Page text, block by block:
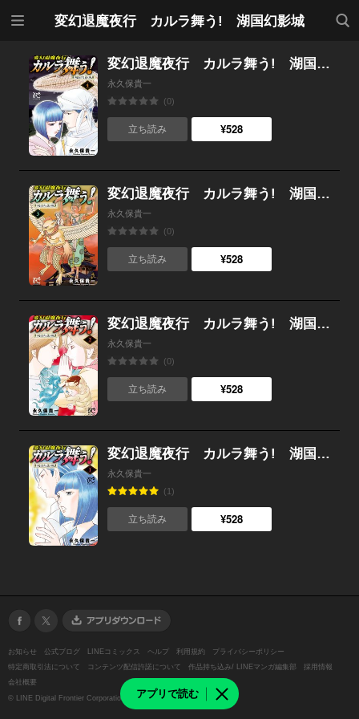
変幻退魔夜行 カルラ舞う! 湖国幻影城
検索
アプリで読む
変幻退魔夜行 カルラ舞う! 湖国幻影城 （4）
永久保貴一
(0)
立ち読み ¥528
変幻退魔夜行 カルラ舞う! 湖国幻影城 （3）
永久保貴一
(0)
立ち読み ¥528
変幻退魔夜行 カルラ舞う! 湖国幻影城 （2）
永久保貴一
(0)
立ち読み ¥528
変幻退魔夜行 カルラ舞う! 湖国幻影城 （1）
永久保貴一
(1)
立ち読み ¥528
お知らせ 公式ブログ LINEコミックス ヘルプ 利用規約
プライバシーポリシー
特定商取引法について
コンテンツ配信許諾について 作品持ち込み/ LINEマンガ編集部
採用情報
会社概要
© LINE Digital Frontier Corporation